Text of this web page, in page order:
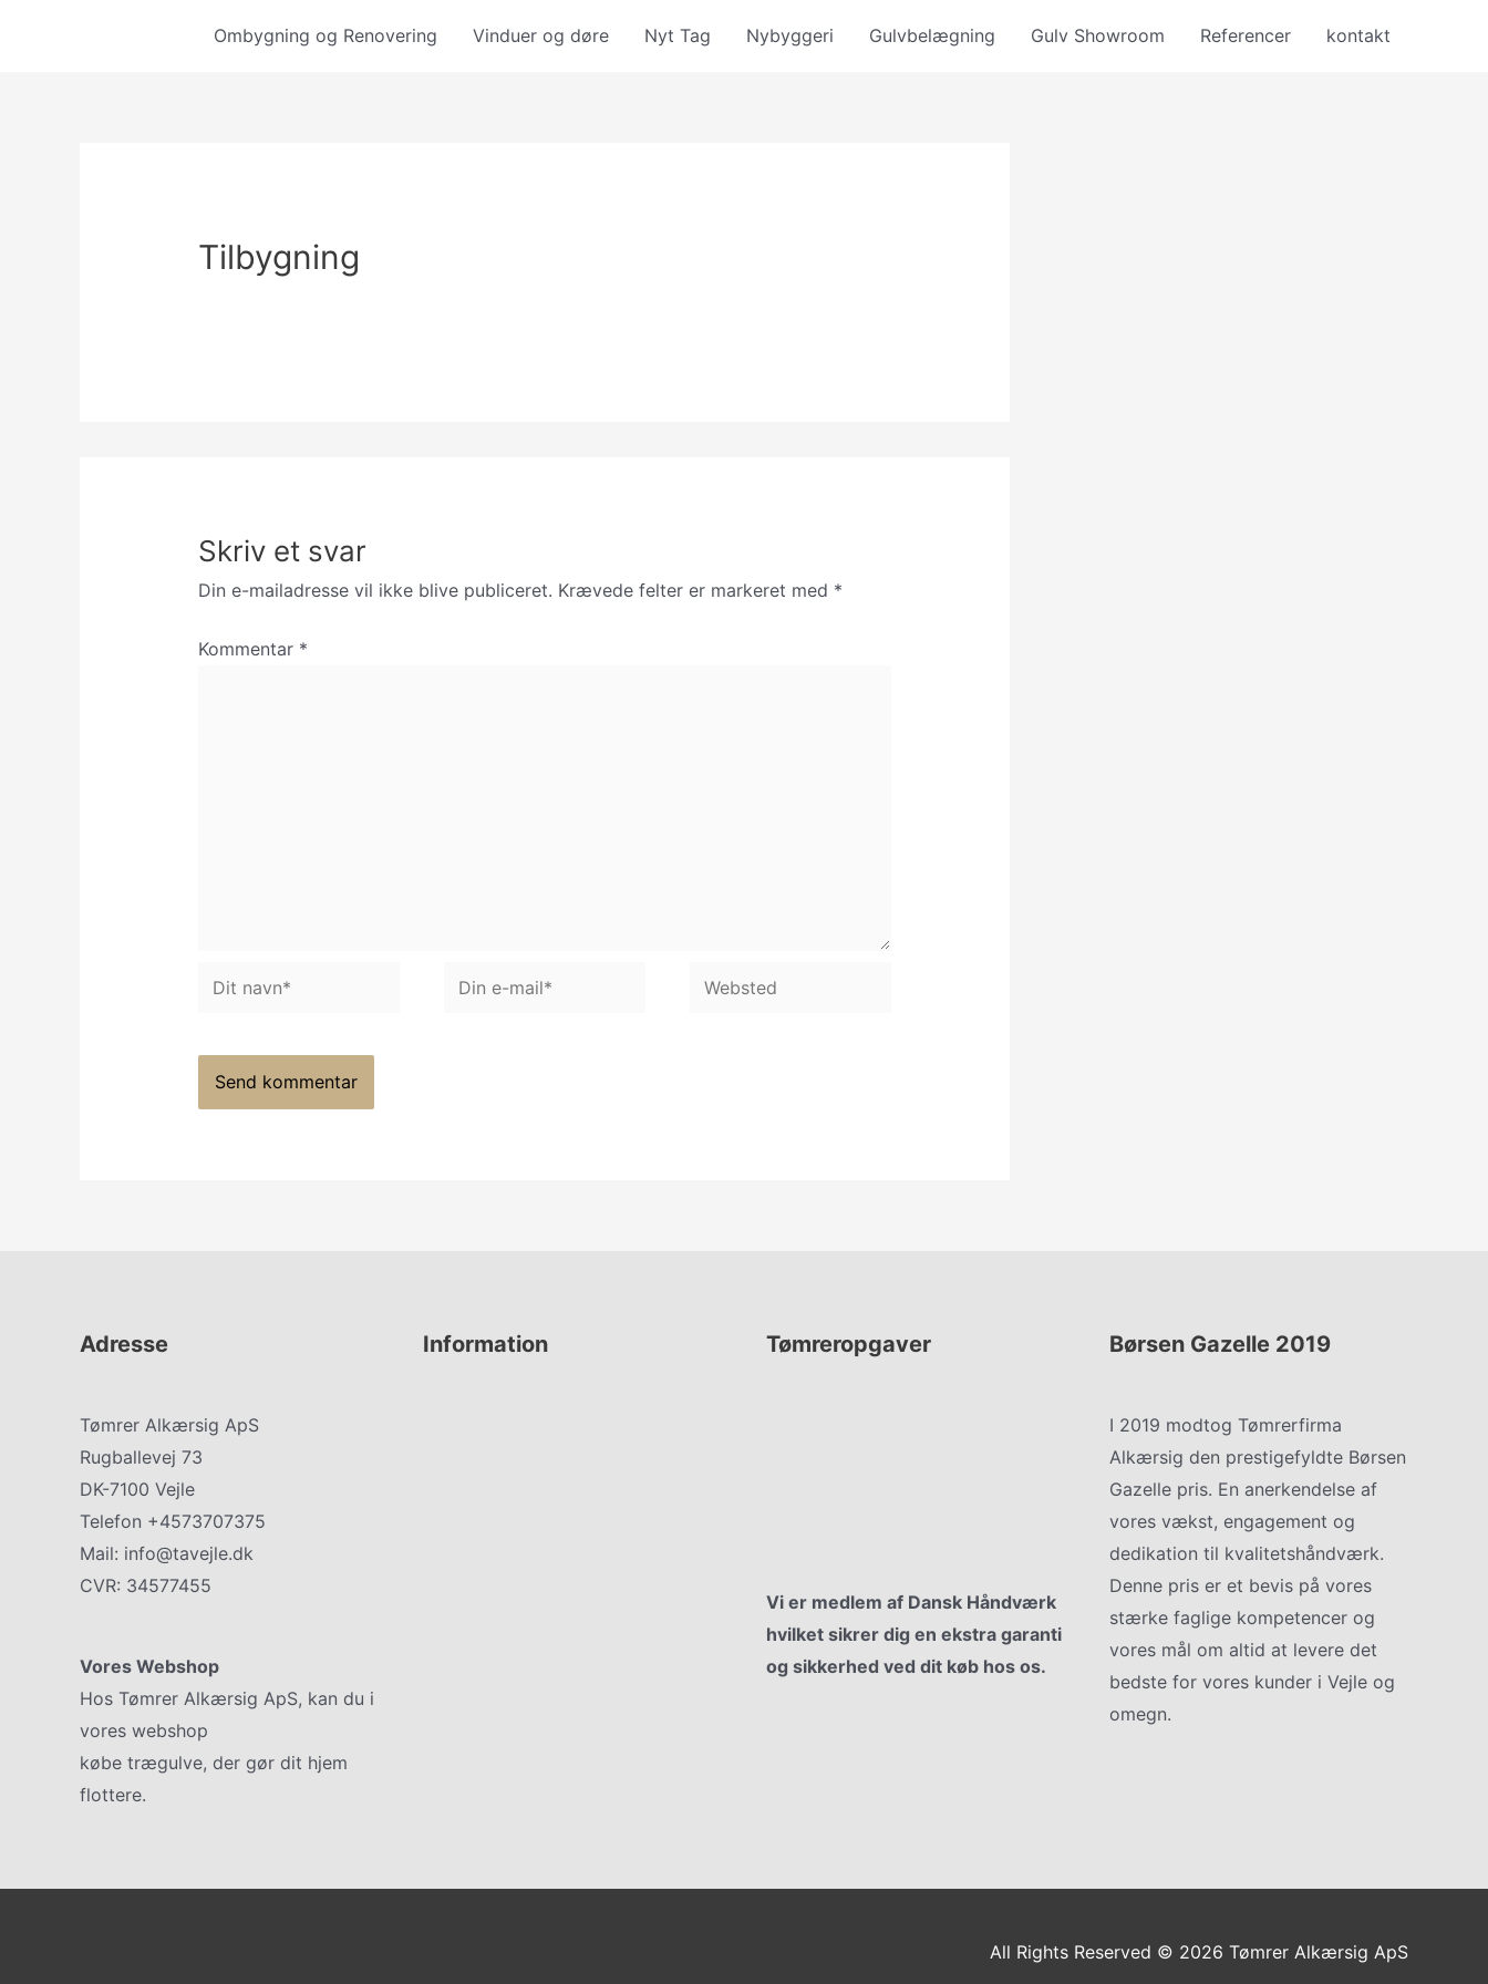
Ombygning og Renovering Vinduer og døre Nyt Tag Nybyggeri Gulvbelægning Gulv Showroom Referencer kontakt
Tilbygning
Skriv et svar
Din e-mailadresse vil ikke blive publiceret. Krævede felter er markeret med *
Kommentar *
Dit
Din
Websted
Adresse
Tømrer Alkærsig ApS
Rugballevej 73
DK-7100 Vejle
Telefon +4573707375
Mail: info@tavejle.dk
CVR: 34577455
Vores Webshop
Hos Tømrer Alkærsig ApS, kan du i
vores webshop
købe trægulve, der gør dit hjem
flottere.
Information Tømreropgaver
Vi er medlem af Dansk Håndværk
hvilket sikrer dig en ekstra garanti
og sikkerhed ved dit køb hos os.
Børsen Gazelle 2019
I 2019 modtog Tømrerfirma
Alkærsig den prestigefyldte Børsen
Gazelle pris. En anerkendelse af
vores vækst, engagement og
dedikation til kvalitetshåndværk.
Denne pris er et bevis på vores
stærke faglige kompetencer og
vores mål om altid at levere det
bedste for vores kunder i Vejle og
omegn.
All Rights Reserved © 2026 Tømrer Alkærsig ApS